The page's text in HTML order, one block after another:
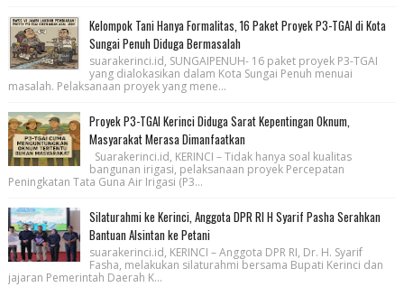
Kelompok Tani Hanya Formalitas, 16 Paket Proyek P3-TGAI di Kota
Sungai Penuh Diduga Bermasalah
suarakerinci.id, SUNGAIPENUH- 16 paket proyek P3-TGAI
yang dialokasikan dalam Kota Sungai Penuh menuai
masalah. Pelaksanaan proyek yang mene...
Proyek P3-TGAI Kerinci Diduga Sarat Kepentingan Oknum,
Masyarakat Merasa Dimanfaatkan
Suarakerinci.id, KERINCI – Tidak hanya soal kualitas
bangunan irigasi, pelaksanaan proyek Percepatan
Peningkatan Tata Guna Air Irigasi (P3...
Silaturahmi ke Kerinci, Anggota DPR RI H Syarif Pasha Serahkan
Bantuan Alsintan ke Petani
suarakerinci.id, KERINCI – Anggota DPR RI, Dr. H. Syarif
Fasha, melakukan silaturahmi bersama Bupati Kerinci dan
jajaran Pemerintah Daerah K...